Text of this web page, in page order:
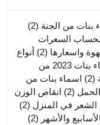
بنات من الجنة (2)
السعرات
واسعارها (2)
أنواع
اسماء بنات 2023 من
(2)
اسماء بنات من
(2)
انقاص الوزن
الشعر في المنزل (2)
والأشهر (2)